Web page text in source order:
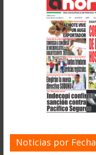
Noticias por Fecha